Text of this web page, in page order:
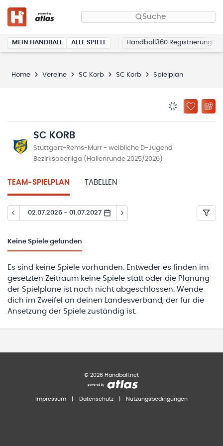
Suche
MEIN HANDBALL ALLE SPIELE Handball360 Registrierung
Home Vereine SC Korb SC Korb Spielplan
ZU
SC KORB
Stuttgart-Rems-Murr - weibliche D-Jugend
Bezirksoberliga (Hallenrunde 2025/2026)
TEAM-SPIELPLAN TABELLEN
02.07.2026 - 01.07.2027
Keine Spiele gefunden
Es sind keine Spiele vorhanden. Entweder es finden im
gesetzten Zeitraum keine Spiele statt oder die Planung
der Spielpläne ist noch nicht abgeschlossen. Wende
dich im Zweifel an deinen Landesverband, der für die
Ansetzung der Spiele zuständig ist.
© 2026 Handball.net
Impressum Datenschutz Nutzungsbedingungen